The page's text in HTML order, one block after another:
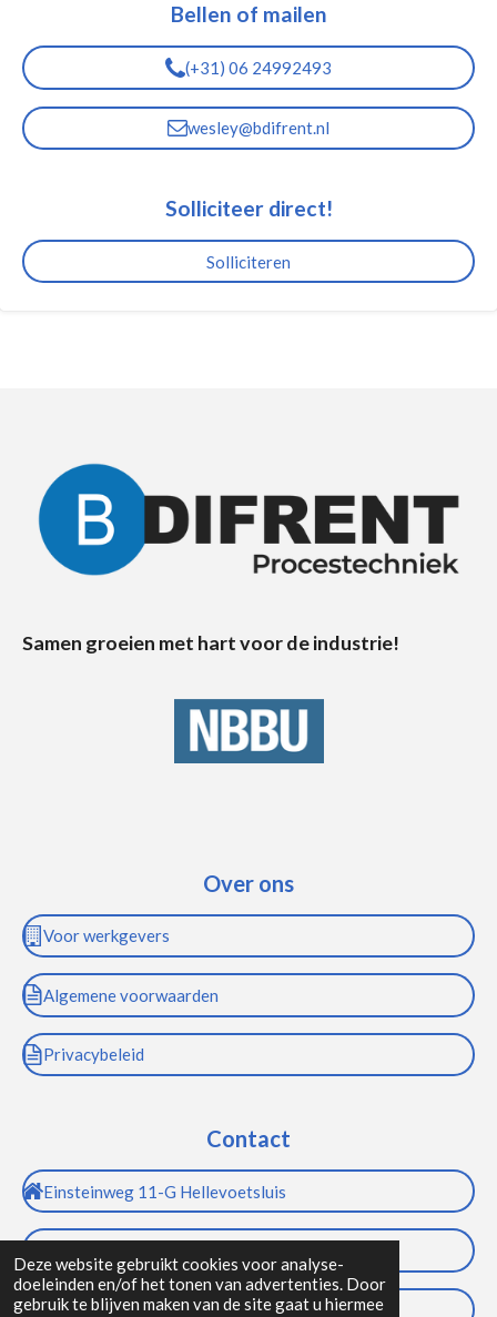
Deze website gebruikt cookies voor analyse-
doeleinden en/of het tonen van advertenties. Door
gebruik te blijven maken van de site gaat u hiermee
e
d
I
s
A
p
Bellen of mailen
(+31) 06 24992493
wesley@bdifrent.nl
Solliciteer direct!
Solliciteren
Samen groeien met hart voor de industrie!
Over ons
Voor werkgevers
Algemene voorwaarden
Privacybeleid
Contact
Einsteinweg 11-G Hellevoetsluis
(+31) 085 800 1566